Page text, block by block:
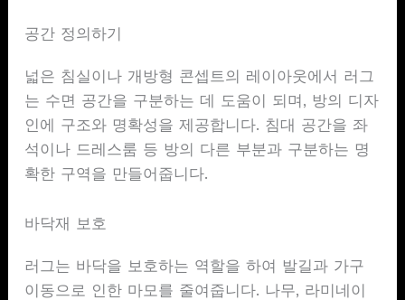
공간 정의하기
넓은 침실이나 개방형 콘셉트의 레이아웃에서 러그
는 수면 공간을 구분하는 데 도움이 되며, 방의 디자
인에 구조와 명확성을 제공합니다. 침대 공간을 좌
석이나 드레스룸 등 방의 다른 부분과 구분하는 명
확한 구역을 만들어줍니다.
바닥재 보호
러그는 바닥을 보호하는 역할을 하여 발길과 가구
이동으로 인한 마모를 줄여줍니다. 나무, 라미네이